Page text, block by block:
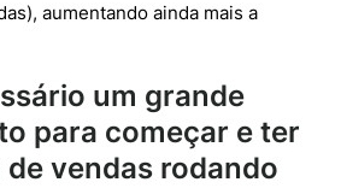
aumentando ainda mais a
um grande
para começar e ter
vendas rodando